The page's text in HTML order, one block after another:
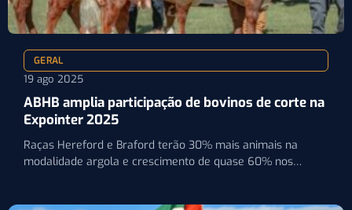
GERAL
19 ago 2025
ABHB amplia participação de bovinos de corte na
Expointer 2025
Raças Hereford e Braford terão 30% mais animais na
modalidade argola e crescimento de quase 60% nos